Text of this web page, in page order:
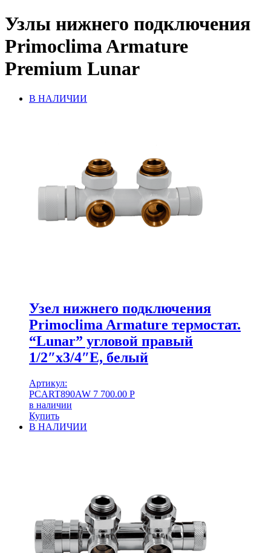
Узлы нижнего подключения
Primoclima Armature
Premium Lunar
В НАЛИЧИИ
Узел нижнего подключения
Primoclima Armature термостат.
“Lunar” угловой правый
1/2″х3/4″Е, белый
Артикул:
PCART890AW 7 700.00 Р
в наличии
Купить
В НАЛИЧИИ